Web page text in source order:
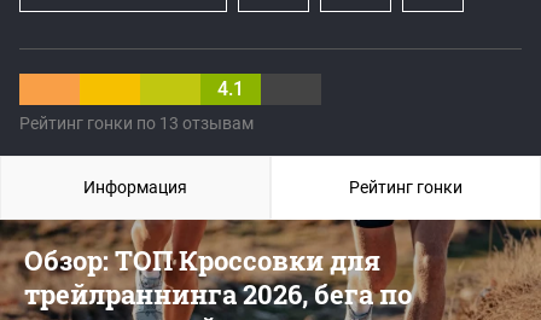
4.1
Рейтинг гонки по 13 отзывам
Обзор: ТОП Кроссовки для
трейлраннинга 2026, бега по
Информация Рейтинг гонки